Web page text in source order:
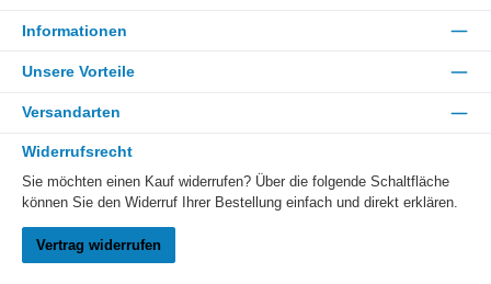
Informationen
Unsere Vorteile
Versandarten
Widerrufsrecht
Sie möchten einen Kauf widerrufen? Über die folgende Schaltfläche
können Sie den Widerruf Ihrer Bestellung einfach und direkt erklären.
Vertrag widerrufen